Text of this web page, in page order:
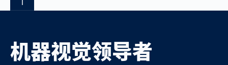
机器视觉领导者